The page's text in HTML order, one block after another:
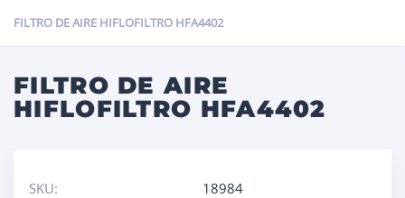
FILTRO DE AIRE HIFLOFILTRO HFA4402
FILTRO DE AIRE
HIFLOFILTRO HFA4402
SKU:
18984